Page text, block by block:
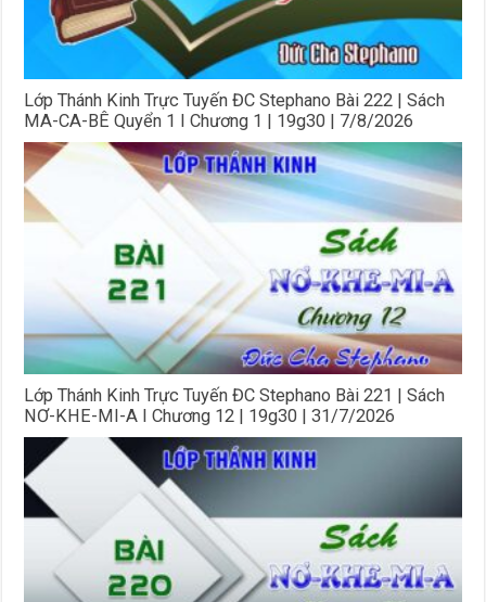
Lớp Thánh Kinh Trực Tuyến ĐC Stephano Bài 222 | Sách
MA-CA-BÊ Quyển 1 I Chương 1 | 19g30 | 7/8/2026
Lớp Thánh Kinh Trực Tuyến ĐC Stephano Bài 221 | Sách
NƠ-KHE-MI-A I Chương 12 | 19g30 | 31/7/2026